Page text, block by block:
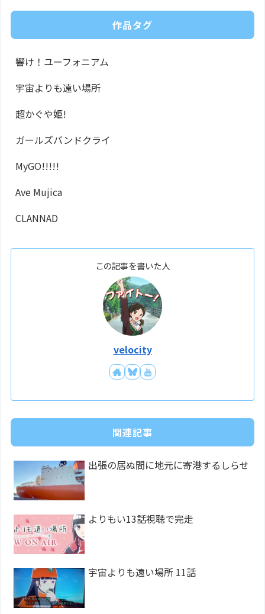
作品タグ
響け！ユーフォニアム
宇宙よりも遠い場所
超かぐや姫!
ガールズバンドクライ
MyGO!!!!!
Ave Mujica
CLANNAD
この記事を書いた人
velocity
関連記事
出張の居ぬ間に地元に寄港するしらせ
よりもい13話視聴で完走
宇宙よりも遠い場所 11話